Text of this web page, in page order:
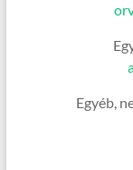
Egyéb,